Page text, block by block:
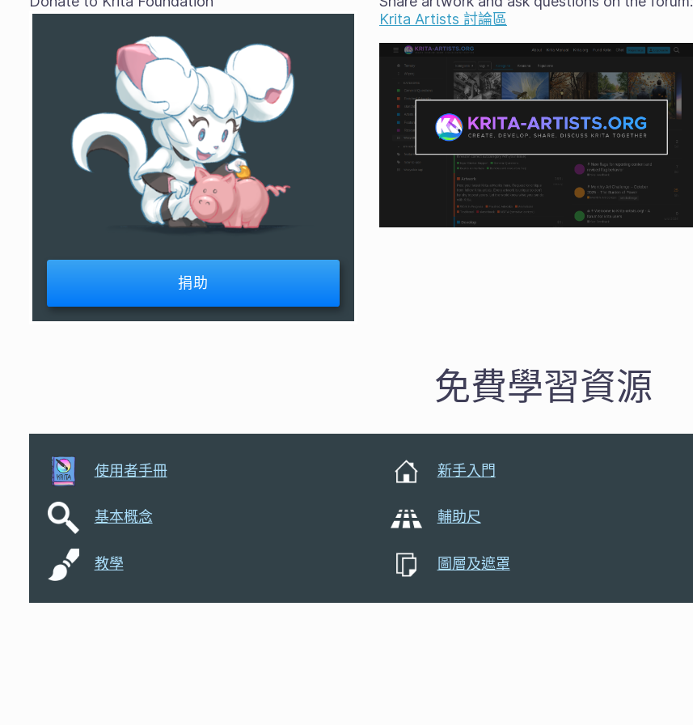
捐助
Krita Artists 討論區
免費學習資源
使用者手冊 新手入門
基本概念 輔助尺
教學 圖層及遮罩